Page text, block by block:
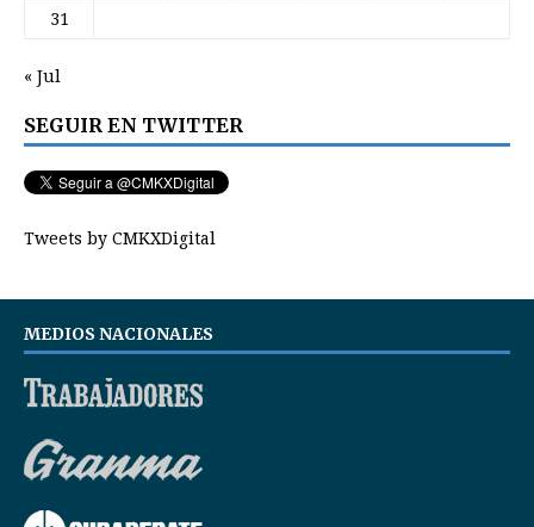
31
« Jul
SEGUIR EN TWITTER
Tweets by CMKXDigital
MEDIOS NACIONALES